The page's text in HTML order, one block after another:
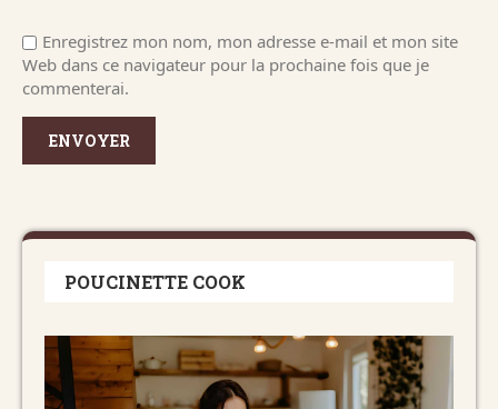
Enregistrez mon nom, mon adresse e-mail et mon site
Web dans ce navigateur pour la prochaine fois que je
commenterai.
POUCINETTE COOK